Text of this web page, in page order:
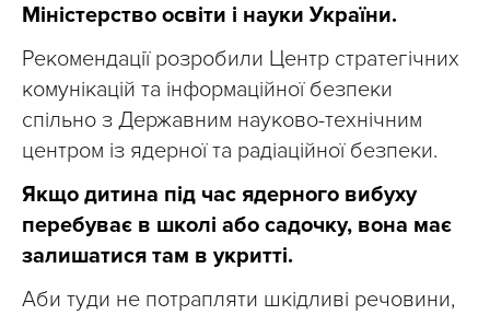
Міністерство освіти і науки України.
Рекомендації розробили Центр стратегічних
комунікацій та інформаційної безпеки
спільно з Державним науково-технічним
центром із ядерної та радіаційної безпеки.
Якщо дитина під час ядерного вибуху
перебуває в школі або садочку, вона має
залишатися там в укритті.
Аби туди не потрапляти шкідливі речовини,